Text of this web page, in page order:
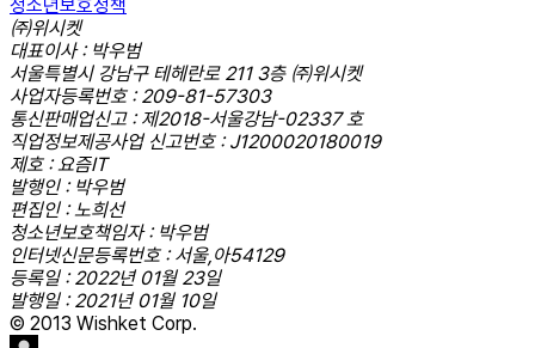
청소년보호정책
㈜위시켓
대표이사 : 박우범
서울특별시 강남구 테헤란로 211 3층 ㈜위시켓
사업자등록번호 : 209-81-57303
통신판매업신고 : 제2018-서울강남-02337 호
직업정보제공사업 신고번호 : J1200020180019
제호 : 요즘IT
발행인 : 박우범
편집인 : 노희선
청소년보호책임자 : 박우범
인터넷신문등록번호 : 서울,아54129
등록일 : 2022년 01월 23일
발행일 : 2021년 01월 10일
© 2013 Wishket Corp.